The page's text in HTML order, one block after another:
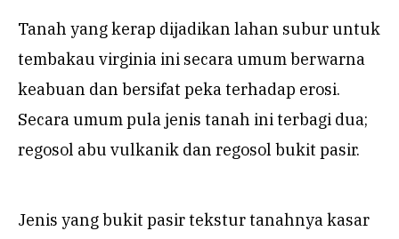
Tanah yang kerap dijadikan lahan subur untuk
tembakau virginia ini secara umum berwarna
keabuan dan bersifat peka terhadap erosi.
Secara umum pula jenis tanah ini terbagi dua;
regosol abu vulkanik dan regosol bukit pasir.
Jenis yang bukit pasir tekstur tanahnya kasar